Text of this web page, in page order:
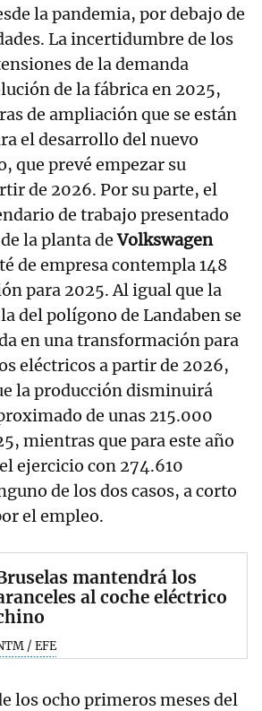
la pandemia, por debajo de
La incertidumbre de los
de la demanda
de la fábrica en 2025,
de ampliación que se están
el desarrollo del nuevo
que prevé empezar su
de 2026. Por su parte, el
de trabajo presentado
la planta deVolkswagen
de empresa contempla 148
para 2025. Al igual que la
del polígono de Landaben se
en una transformación para
eléctricos a partir de 2026,
la producción disminuirá
de unas 215.000
mientras que para este año
ejercicio con 274.610
de los dos casos, a corto
el empleo.
mantendrá los
al coche eléctrico
/ EFE
los ocho primeros meses del